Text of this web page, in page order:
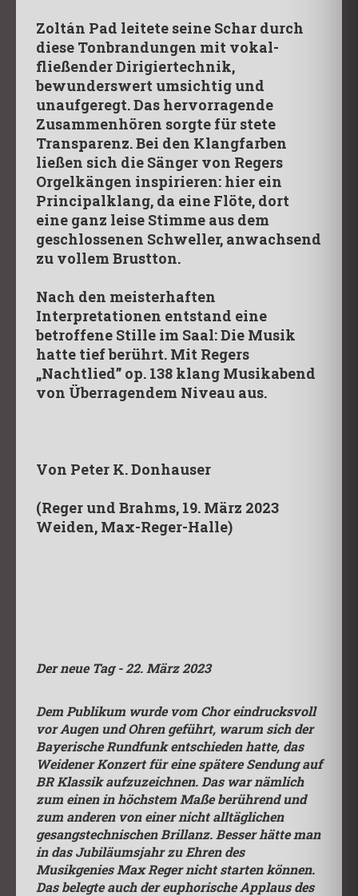
Zoltán Pad leitete seine Schar durch
diese Tonbrandungen mit vokal-
fließender Dirigiertechnik,
bewunderswert umsichtig und
unaufgeregt. Das hervorragende
Zusammenhören sorgte für stete
Transparenz. Bei den Klangfarben
ließen sich die Sänger von Regers
Orgelkängen inspirieren: hier ein
Principalklang, da eine Flöte, dort
eine ganz leise Stimme aus dem
geschlossenen Schweller, anwachsend
zu vollem Brustton.
Nach den meisterhaften
Interpretationen entstand eine
betroffene Stille im Saal: Die Musik
hatte tief berührt. Mit Regers
„Nachtlied” op. 138 klang Musikabend
von Überragendem Niveau aus.
Von Peter K. Donhauser
(Reger und Brahms, 19. März 2023
Weiden, Max-Reger-Halle)
Der neue Tag - 22. März 2023
Dem Publikum wurde vom Chor eindrucksvoll
vor Augen und Ohren geführt, warum sich der
Bayerische Rundfunk entschieden hatte, das
Weidener Konzert für eine spätere Sendung auf
BR Klassik aufzuzeichnen. Das war nämlich
zum einen in höchstem Maße berührend und
zum anderen von einer nicht alltäglichen
gesangstechnischen Brillanz. Besser hätte man
in das Jubiläumsjahr zu Ehren des
Musikgenies Max Reger nicht starten können.
Das belegte auch der euphorische Applaus des